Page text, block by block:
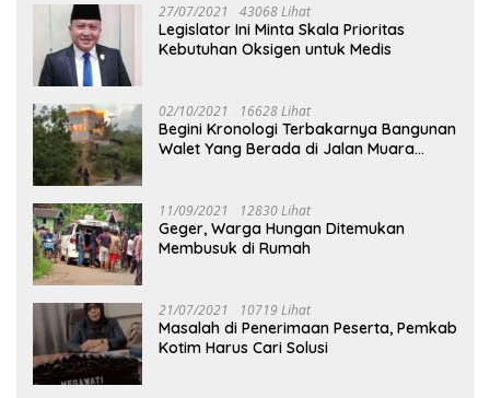
27/07/2021 43068 Lihat
Legislator Ini Minta Skala Prioritas
Kebutuhan Oksigen untuk Medis
02/10/2021 16628 Lihat
Begini Kronologi Terbakarnya Bangunan
Walet Yang Berada di Jalan Muara
11/09/2021 12830 Lihat
Geger, Warga Hungan Ditemukan
Membusuk di Rumah
21/07/2021 10719 Lihat
Masalah di Penerimaan Peserta, Pemkab
Kotim Harus Cari Solusi